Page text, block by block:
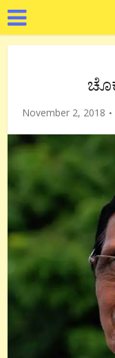
November 2, 2018